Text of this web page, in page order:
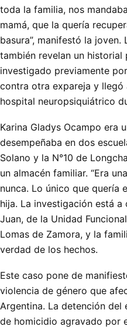
toda la familia, nos
mamá, que la quería
basura”, manifestó la
también revelan un historial
investigado previamente
contra otra expareja y llegó
hospital neuropsiquiátrico
Karina Gladys Ocampo era
desempeñaba en dos
Solano y la N°10 de
un almacén familiar. “Era
nunca. Lo único que quería
hija. La investigación está
Juan, de la Unidad
Lomas de Zamora, y la
verdad de los hechos.
Este caso pone de
violencia de género que
Argentina. La detención
de homicidio agravado por